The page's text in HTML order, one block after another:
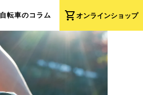
shopping_cartオンラインショップ
自転車のコラム